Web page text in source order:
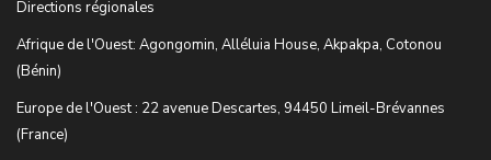
Directions régionales
Afrique de l'Ouest: Agongomin, Alléluia House, Akpakpa, Cotonou
(Bénin)
Europe de l'Ouest : 22 avenue Descartes, 94450 Limeil-Brévannes
(France)